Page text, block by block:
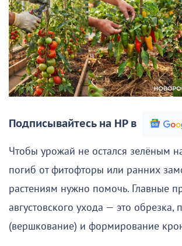
Подписывайтесь на НР в
Чтобы урожай не остался зелёным
погиб от фитофторы или ранних
растениям нужно помочь. Главные
августовского ухода — это обрезка,
(вершкование) и формирование